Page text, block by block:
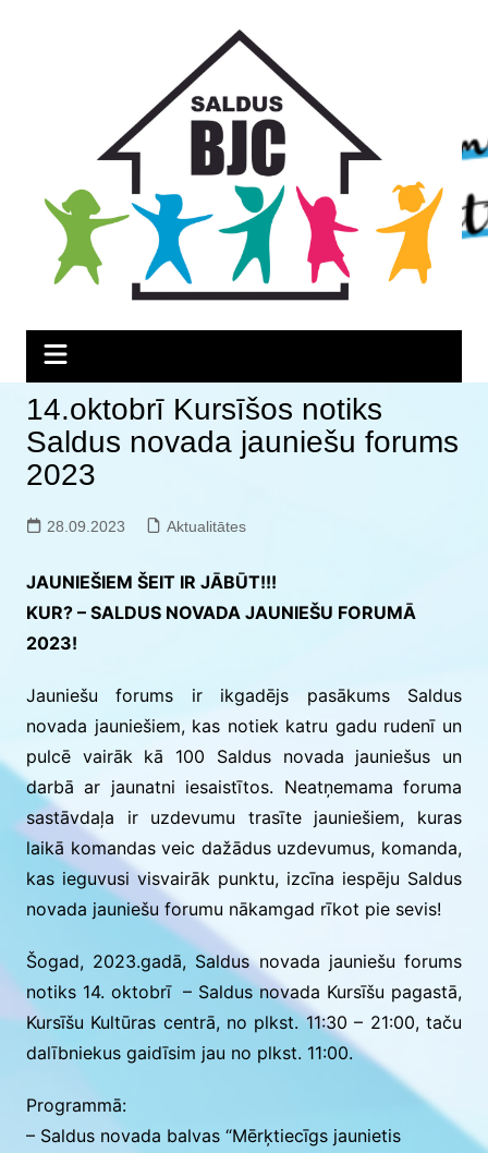
14.oktobrī Kursīšos notiks
Saldus novada jauniešu forums
2023
28.09.2023 Aktualitātes
JAUNIEŠIEM ŠEIT IR JĀBŪT!!!
KUR? – SALDUS NOVADA JAUNIEŠU FORUMĀ
2023!
Jauniešu forums ir ikgadējs pasākums Saldus
novada jauniešiem, kas notiek katru gadu rudenī un
pulcē vairāk kā 100 Saldus novada jauniešus un
darbā ar jaunatni iesaistītos. Neatņemama foruma
sastāvdaļa ir uzdevumu trasīte jauniešiem, kuras
laikā komandas veic dažādus uzdevumus, komanda,
kas ieguvusi visvairāk punktu, izcīna iespēju Saldus
novada jauniešu forumu nākamgad rīkot pie sevis!
Šogad, 2023.gadā, Saldus novada jauniešu forums
notiks 14. oktobrī – Saldus novada Kursīšu pagastā,
Kursīšu Kultūras centrā, no plkst. 11:30 – 21:00, taču
dalībniekus gaidīsim jau no plkst. 11:00.
Programmā:
– Saldus novada balvas “Mērķtiecīgs jaunietis